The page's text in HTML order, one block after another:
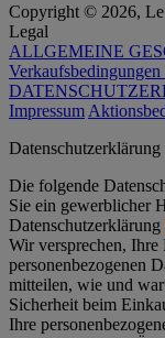
Copyright © 2026, Le
Legal
ALLGEMEINE
Impressum
Die folgende
Sie ein gewerblicher
Datenschutzerklärung
Wir versprechen, Ihre
personenbezogenen
mitteilen, wie und
Sicherheit beim
Ihre